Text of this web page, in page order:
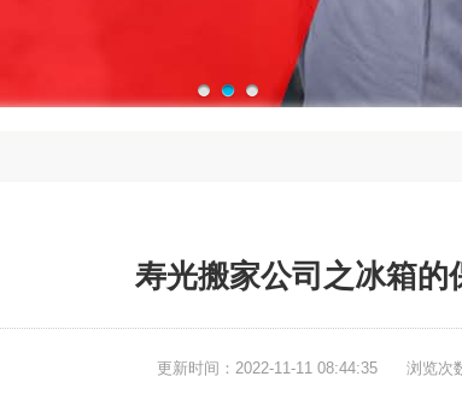
寿光搬家公司之冰箱的
更新时间：2022-11-11 08:44:35 浏览次